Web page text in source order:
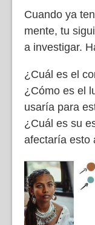
Cuando ya
mente, tu
a investigar.
¿Cuál es el
¿Cómo es el
usaría para
¿Cuál es su
afectaría esto